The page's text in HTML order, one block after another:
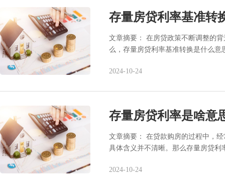
存量房贷利率基准转
文章摘要： 在房贷政策不断调整的
么，存量房贷利率基准转换是什么
2024-10-24
存量房贷利率是啥意
文章摘要： 在贷款购房的过程中，
具体含义并不清晰。那么存量房贷
2024-10-24